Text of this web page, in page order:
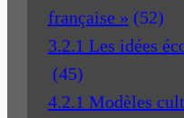
française » (52)
3.2.1 Les idées
(45)
4.2.1 Modèles